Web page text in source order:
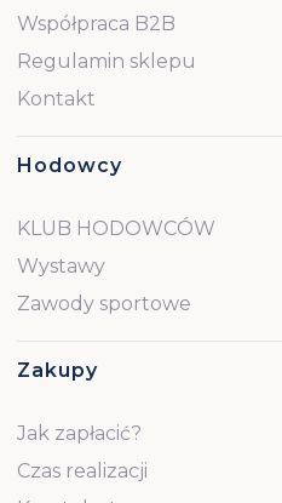
Współpraca B2B
Regulamin sklepu
Kontakt
Hodowcy
KLUB HODOWCÓW
Wystawy
Zawody sportowe
Zakupy
Jak zapłacić?
Czas realizacji